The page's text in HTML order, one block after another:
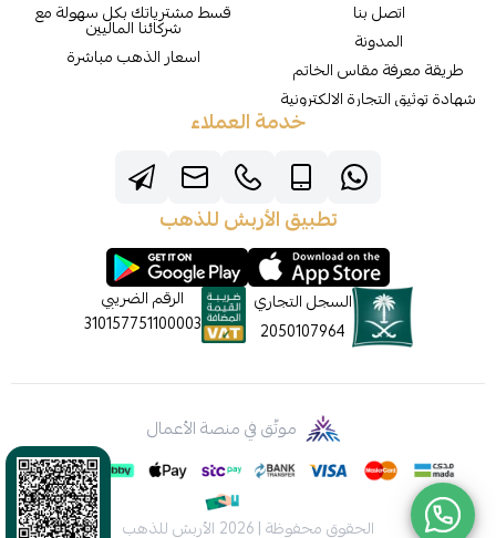
اتصل بنا
المدونة
طريقة معرفة مقاس الخاتم
شهادة توثيق التجارة الالكترونية
قسط مشترياتك بكل سهولة مع
شركائنا الماليين
اسعار الذهب مباشرة
خدمة العملاء
تطبيق الأربش للذهب
السجل التجاري
2050107964
الرقم الضريبي
310157751100003
موثّق في منصة الأعمال
الحقوق محفوظة | 2026 الأربش للذهب